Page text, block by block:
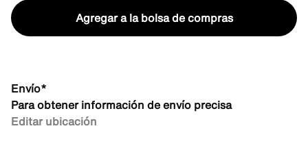
Agregar a la bolsa de compras
Envío*
Para obtener información de envío precisa
Editar ubicación